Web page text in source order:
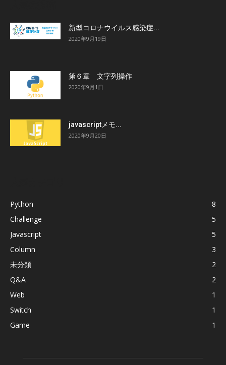
新型コロナウイルス感染症...
2020年9月19日
第６章 文字列操作
2020年9月1日
javascriptメモ...
2020年9月20日
Python
8
Challenge
5
Javascript
5
Column
3
未分類
2
Q&A
2
Web
1
Switch
1
Game
1